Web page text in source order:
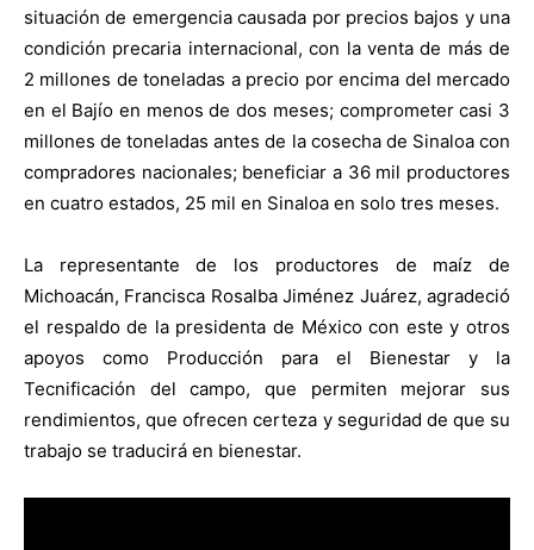
situación de emergencia causada por precios bajos y una
condición precaria internacional, con la venta de más de
2 millones de toneladas a precio por encima del mercado
en el Bajío en menos de dos meses; comprometer casi 3
millones de toneladas antes de la cosecha de Sinaloa con
compradores nacionales; beneficiar a 36 mil productores
en cuatro estados, 25 mil en Sinaloa en solo tres meses.
La representante de los productores de maíz de
Michoacán, Francisca Rosalba Jiménez Juárez, agradeció
el respaldo de la presidenta de México con este y otros
apoyos como Producción para el Bienestar y la
Tecnificación del campo, que permiten mejorar sus
rendimientos, que ofrecen certeza y seguridad de que su
trabajo se traducirá en bienestar.